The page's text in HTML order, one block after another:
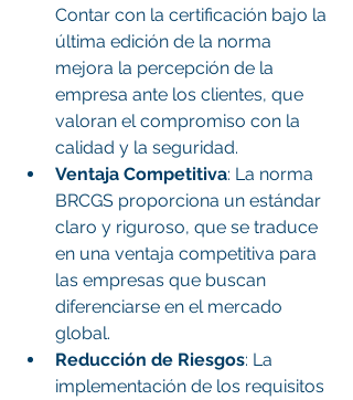
Contar con la certificación bajo la
última edición de la norma
mejora la percepción de la
empresa ante los clientes, que
valoran el compromiso con la
calidad y la seguridad.
Ventaja Competitiva: La norma
BRCGS proporciona un estándar
claro y riguroso, que se traduce
en una ventaja competitiva para
las empresas que buscan
diferenciarse en el mercado
global.
Reducción de Riesgos: La
implementación de los requisitos